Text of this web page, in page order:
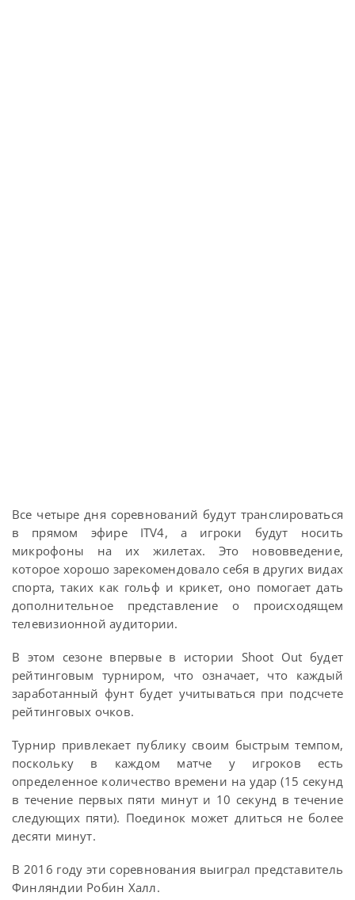
Все четыре дня соревнований будут транслироваться
в прямом эфире ITV4, а игроки будут носить
микрофоны на их жилетах. Это нововведение,
которое хорошо зарекомендовало себя в других видах
спорта, таких как гольф и крикет, оно помогает дать
дополнительное представление о происходящем
телевизионной аудитории.
В этом сезоне впервые в истории Shoot Out будет
рейтинговым турниром, что означает, что каждый
заработанный фунт будет учитываться при подсчете
рейтинговых очков.
Турнир привлекает публику своим быстрым темпом,
поскольку в каждом матче у игроков есть
определенное количество времени на удар (15 секунд
в течение первых пяти минут и 10 секунд в течение
следующих пяти). Поединок может длиться не более
десяти минут.
В 2016 году эти соревнования выиграл представитель
Финляндии Робин Халл.